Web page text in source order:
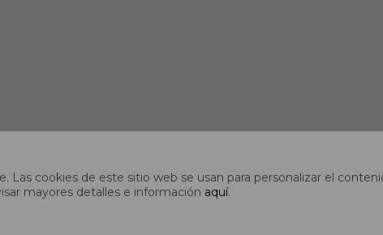
Las cookies de este sitio web se usan para personalizar el
mayores detalles e información aquí.